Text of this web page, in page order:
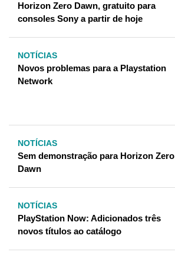
Horizon Zero Dawn, gratuito para
consoles Sony a partir de hoje
NOTÍCIAS
Novos problemas para a Playstation
Network
NOTÍCIAS
Sem demonstração para Horizon Zero
Dawn
NOTÍCIAS
PlayStation Now: Adicionados três
novos títulos ao catálogo